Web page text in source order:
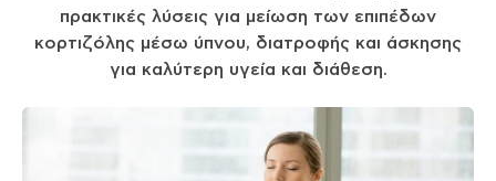
πρακτικές λύσεις για μείωση των επιπέδων
κορτιζόλης μέσω ύπνου, διατροφής και άσκησης
για καλύτερη υγεία και διάθεση.